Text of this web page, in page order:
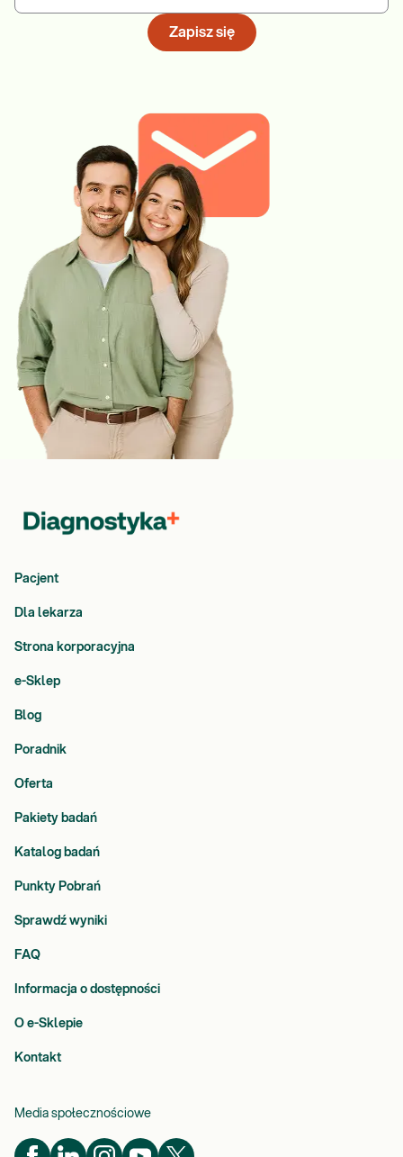
Zapisz się
Pacjent
Dla lekarza
Strona korporacyjna
e-Sklep
Blog
Poradnik
Oferta
Pakiety badań
Katalog badań
Punkty Pobrań
Sprawdź wyniki
FAQ
Informacja o dostępności
O e-Sklepie
Kontakt
Media społecznościowe